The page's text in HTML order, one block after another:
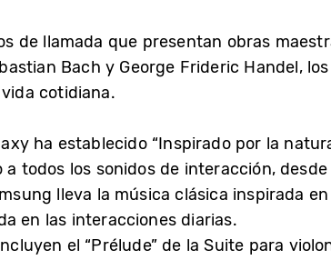
de llamada que presentan obras
Bach y George Frideric Handel,
cotidiana.
ha establecido “Inspirado por la
todos los sonidos de interacción,
lleva la música clásica inspirada
en las interacciones diarias.
el “Prélude” de la Suite para